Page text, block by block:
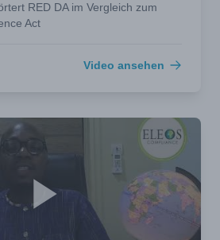
RED DA im Vergleich zum
Act
Video ansehen